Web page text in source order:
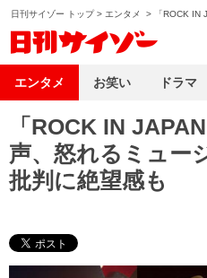
日刊サイゾー トップ> エンタメ > 「ROCK IN
「ROCK IN
声、怒れるミュー
批判に絶望感も
エンタメ お笑い ドラマ